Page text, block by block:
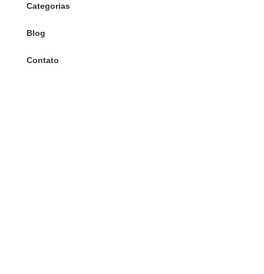
Categorias
Blog
Contato